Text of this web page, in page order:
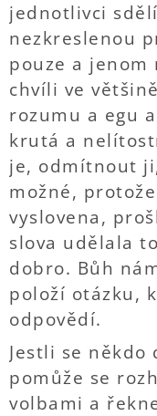
jednotlivci
nezkreslenou
pouze a jenom
chvíli ve
rozumu a egu
krutá a
je, odmítnout
možné,
vyslovena,
slova udělala
dobro. Bůh
položí otázku,
odpovědí.
Jestli se někdo
pomůže se
volbami a